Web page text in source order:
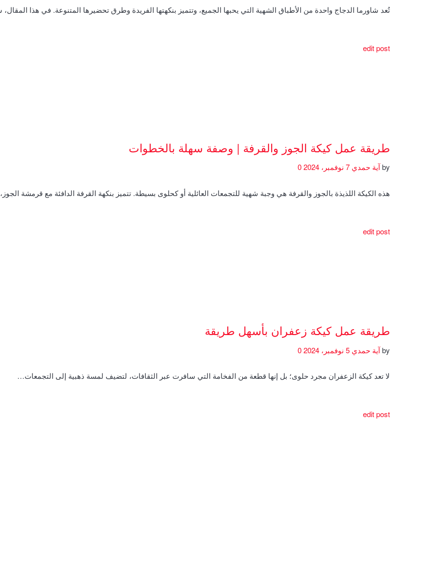
تُعد شاورما الدجاج واحدة من الأطباق الشهية التي يحبها الجميع، وتتميز بنكهتها الفريدة وطرق تحضيرها المتنوعة. في هذا
edit post
طريقة عمل كيكة الجوز والقرفة | وصفة سهلة بالخطوات
byآية حمدي
هذه الكيكة اللذيذة بالجوز والقرفة هي وجبة شهية للتجمعات العائلية أو كحلوى بسيطة. تتميز بنكهة القرفة الدافئة مع قرمشة
edit post
طريقة عمل كيكة زعفران بأسهل طريقة
byآية حمدي
لا تعد كيكة الزعفران مجرد حلوى؛ بل إنها قطعة من الفخامة التي سافرت عبر الثقافات، لتضيف لمسة ذهبية إلى التجمعات…
edit post